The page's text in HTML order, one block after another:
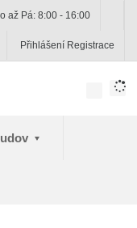
až Pá: 8:00 - 16:00
Přihlášení Registrace